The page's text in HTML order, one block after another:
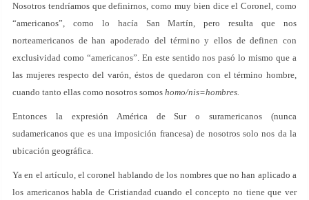
Nosotros tendríamos que definirnos, como muy bien dice el Coronel, como
“americanos”, como lo hacía San Martín, pero resulta que nos
norteamericanos de han apoderado del término y ellos de definen con
exclusividad como “americanos”. En este sentido nos pasó lo mismo que a
las mujeres respecto del varón, éstos de quedaron con el término hombre,
cuando tanto ellas como nosotros somos homo/nis=hombres.
Entonces la expresión América de Sur o suramericanos (nunca
sudamericanos que es una imposición francesa) de nosotros solo nos da la
ubicación geográfica.
Ya en el artículo, el coronel hablando de los nombres que no han aplicado a
los americanos habla de Cristiandad cuando el concepto no tiene que ver